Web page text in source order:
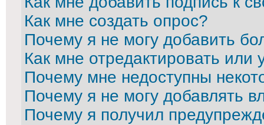
Как мне создать опрос?
Почему я не могу добавить
Как мне отредактировать или
Почему мне недоступны
Почему я не могу добавлять
Почему я получил